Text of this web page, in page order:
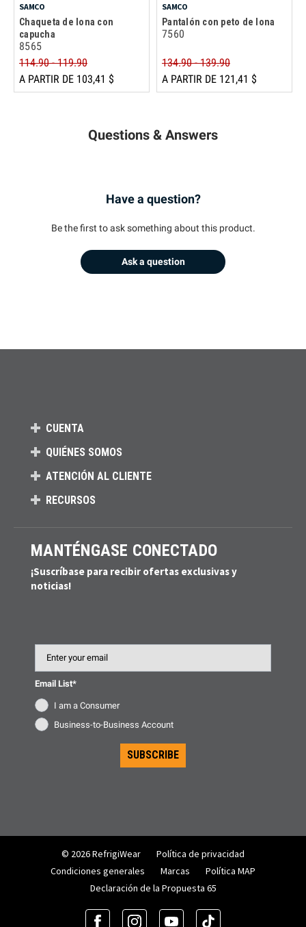
SAMCO
Chaqueta de lona con
capucha
8565
114.90 - 119.90
A PARTIR DE 103,41 $
SAMCO
Pantalón con peto de lona
7560
134.90 - 139.90
A PARTIR DE 121,41 $
Questions & Answers
Have a question?
Be the first to ask something about this product.
Ask a question
CUENTA
QUIÉNES SOMOS
ATENCIÓN AL CLIENTE
RECURSOS
MANTÉNGASE CONECTADO
¡Suscríbase para recibir ofertas exclusivas y
noticias!
Email List*
I am a Consumer
Business-to-Business Account
SUBSCRIBE
© 2026 RefrigiWear
Política de privacidad
Condiciones generales
Marcas
Política MAP
Declaración de la Propuesta 65